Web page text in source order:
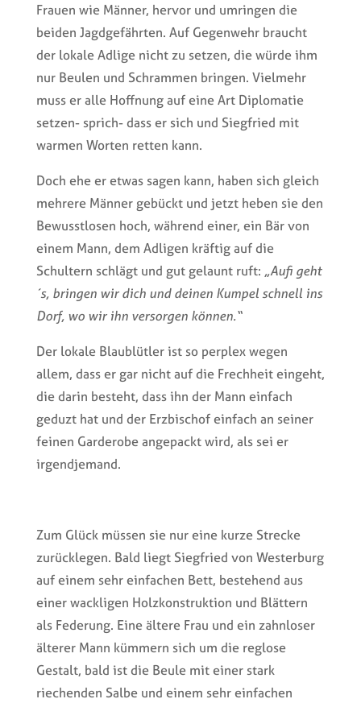
Frauen wie Männer, hervor und umringen die
beiden Jagdgefährten. Auf Gegenwehr braucht
der lokale Adlige nicht zu setzen, die würde ihm
nur Beulen und Schrammen bringen. Vielmehr
muss er alle Hoffnung auf eine Art Diplomatie
setzen- sprich- dass er sich und Siegfried mit
warmen Worten retten kann.
Doch ehe er etwas sagen kann, haben sich gleich
mehrere Männer gebückt und jetzt heben sie den
Bewusstlosen hoch, während einer, ein Bär von
einem Mann, dem Adligen kräftig auf die
Schultern schlägt und gut gelaunt ruft: „Aufi geht
´s, bringen wir dich und deinen Kumpel schnell ins
Dorf, wo wir ihn versorgen können.“
Der lokale Blaublütler ist so perplex wegen
allem, dass er gar nicht auf die Frechheit eingeht,
die darin besteht, dass ihn der Mann einfach
geduzt hat und der Erzbischof einfach an seiner
feinen Garderobe angepackt wird, als sei er
irgendjemand.
Zum Glück müssen sie nur eine kurze Strecke
zurücklegen. Bald liegt Siegfried von Westerburg
auf einem sehr einfachen Bett, bestehend aus
einer wackligen Holzkonstruktion und Blättern
als Federung. Eine ältere Frau und ein zahnloser
älterer Mann kümmern sich um die reglose
Gestalt, bald ist die Beule mit einer stark
riechenden Salbe und einem sehr einfachen